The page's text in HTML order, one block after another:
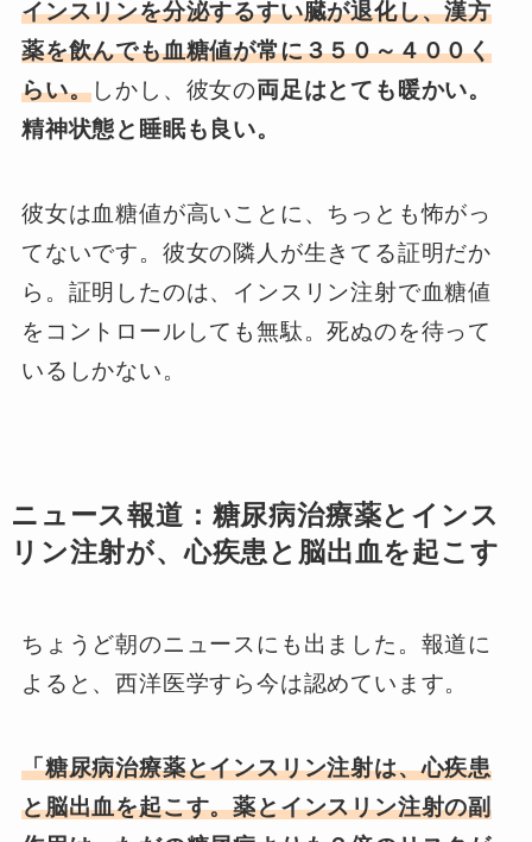
インスリンを分泌するすい臓が退化し、漢方
薬を飲んでも血糖値が常に３５０～４００く
らい。しかし、彼女の両足はとても暖かい。
精神状態と睡眠も良い。
彼女は血糖値が高いことに、ちっとも怖がっ
てないです。彼女の隣人が生きてる証明だか
ら。証明したのは、インスリン注射で血糖値
をコントロールしても無駄。死ぬのを待って
いるしかない。
ニュース報道：糖尿病治療薬とインス
リン注射が、心疾患と脳出血を起こす
ちょうど朝のニュースにも出ました。報道に
よると、西洋医学すら今は認めています。
「糖尿病治療薬とインスリン注射は、心疾患
と脳出血を起こす。薬とインスリン注射の副